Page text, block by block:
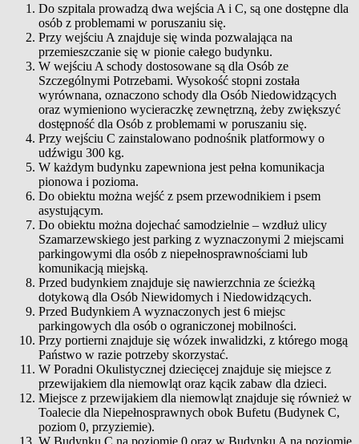
Do szpitala prowadzą dwa wejścia A i C, są one dostępne dla
osób z problemami w poruszaniu się.
Przy wejściu A znajduje się winda pozwalająca na
przemieszczanie się w pionie całego budynku.
W wejściu A schody dostosowane są dla Osób ze
Szczególnymi Potrzebami. Wysokość stopni została
wyrównana, oznaczono schody dla Osób Niedowidzących
oraz wymieniono wycieraczkę zewnętrzną, żeby zwiększyć
dostępność dla Osób z problemami w poruszaniu się.
Przy wejściu C zainstalowano podnośnik platformowy o
udźwigu 300 kg.
W każdym budynku zapewniona jest pełna komunikacja
pionowa i pozioma.
Do obiektu można wejść z psem przewodnikiem i psem
asystującym.
Do obiektu można dojechać samodzielnie – wzdłuż ulicy
Szamarzewskiego jest parking z wyznaczonymi 2 miejscami
parkingowymi dla osób z niepełnosprawnościami lub
komunikacją miejską.
Przed budynkiem znajduje się nawierzchnia ze ścieżką
dotykową dla Osób Niewidomych i Niedowidzących.
Przed Budynkiem A wyznaczonych jest 6 miejsc
parkingowych dla osób o ograniczonej mobilności.
Przy portierni znajduje się wózek inwalidzki, z którego mogą
Państwo w razie potrzeby skorzystać.
W Poradni Okulistycznej dziecięcej znajduje się miejsce z
przewijakiem dla niemowląt oraz kącik zabaw dla dzieci.
Miejsce z przewijakiem dla niemowląt znajduje się również w
Toalecie dla Niepełnosprawnych obok Bufetu (Budynek C,
poziom 0, przyziemie).
W Budynku C na poziomie 0 oraz w Budynku A na poziomie